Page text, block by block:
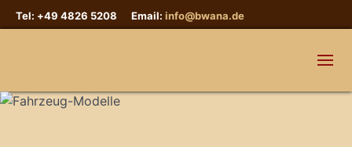
Tel: +49 4826 5208 Email: info@bwana.de